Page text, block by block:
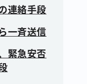
連絡手段
一斉送信
緊急安否